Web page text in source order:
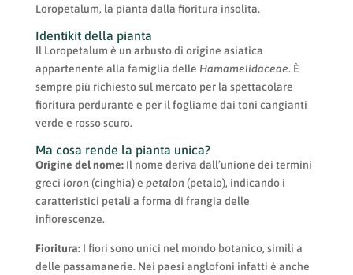
Loropetalum, la pianta dalla fioritura insolita.
Identikit della pianta
Il Loropetalum è un arbusto di origine asiatica
appartenente alla famiglia delle Hamamelidaceae. È
sempre più richiesto sul mercato per la spettacolare
fioritura perdurante e per il fogliame dai toni cangianti
verde e rosso scuro.
Ma cosa rende la pianta unica?
Origine del nome:Il nome deriva dall’unione dei termini
greci loron (cinghia) e petalon (petalo), indicando i
caratteristici petali a forma di frangia delle
infiorescenze.
Fioritura:I fiori sono unici nel mondo botanico, simili a
delle passamanerie. Nei paesi anglofoni infatti è anche